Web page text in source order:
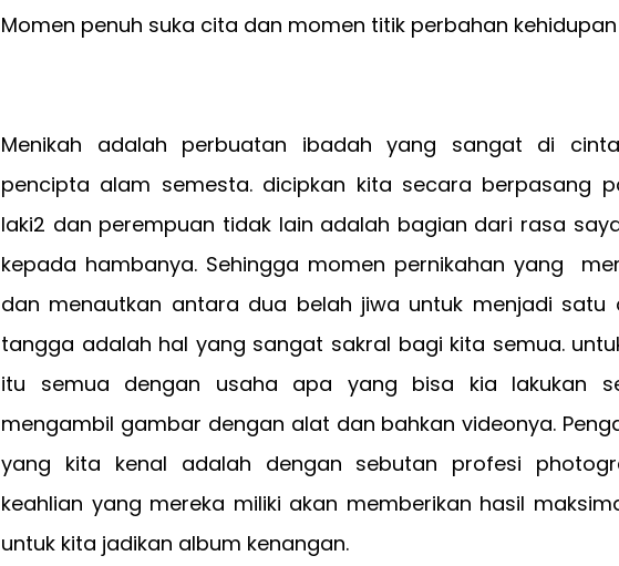
Momen penuh suka cita dan momen titik perbahan
Menikah adalah perbuatan ibadah yang sangat di
pencipta alam semesta. dicipkan kita secara berpasang
laki2 dan perempuan tidak lain adalah bagian dari rasa
kepada hambanya. Sehingga momen pernikahan yang
dan menautkan antara dua belah jiwa untuk menjadi satu
tangga adalah hal yang sangat sakral bagi kita semua.
itu semua dengan usaha apa yang bisa kia lakukan
mengambil gambar dengan alat dan bahkan videonya.
yang kita kenal adalah dengan sebutan profesi
keahlian yang mereka miliki akan memberikan hasil
untuk kita jadikan album kenangan.